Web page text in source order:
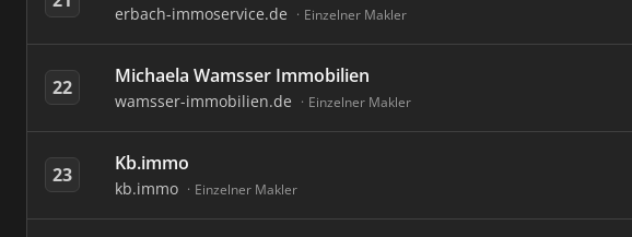
erbach-immoservice.de Einzelner Makler
22 Michaela Wamsser Immobilien
wamsser-immobilien.de Einzelner Makler
23 Kb.immo
kb.immo Einzelner Makler